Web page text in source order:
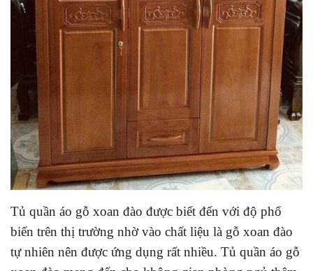
Tủ quần áo gỗ xoan đào được biết đến với độ phổ
biến trên thị trường nhờ vào chất liệu là gỗ xoan đào
tự nhiên nên được ứng dụng rất nhiều. Tủ quần áo gỗ